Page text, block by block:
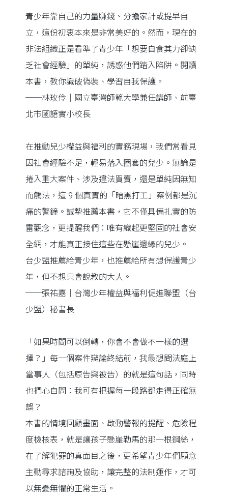
青少年靠自己的力量賺錢、分擔家計或提早自
立，這份初衷本來是非常美好的。然而，現在的
非法組織正是看準了青少年「想要自食其力卻缺
乏社會經驗」的單純，誘惑他們踏入陷阱。閱讀
本書，教你識破偽裝、學習自我保護。
──林玫伶｜國立臺灣師範大學兼任講師、前臺
北市國語實小校長
在推動兒少權益與福利的實務現場，我們常看見
因社會經驗不足，輕易落入圈套的兒少。無論是
捲入重大案件、涉及違法買賣，還是單純因無知
而觸法，這 9 個真實的「暗黑打工」案例都是沉
痛的警鐘。誠摯推薦本書，它不僅具備扎實的防
雷觀念，更提醒我們：唯有織起更堅固的社會安
全網，才能真正接住這些在懸崖邊緣的兒少。
台少盟推薦給青少年，也推薦給所有想保護青少
年，但不想只會說教的大人。
──張祐嘉｜台灣少年權益與福利促進聯盟（台
少盟）秘書長
「如果時間可以倒轉，你會不會做不一樣的選
擇？」每一個案件辯論終結前，我最想問法庭上
當事人（包括原告與被告）的就是這句話，同時
也捫心自問：我可有把握每一段路都走得正確無
誤？
本書的情境回顧畫面、啟動警報的提醒、危險程
度檢核表，就是讓孩子懸崖勒馬的那一根鋼絲，
在了解犯罪的真面目之後，更希望青少年們願意
主動尋求諮詢及協助，讓完整的法制運作，才可
以無憂無懼的正常生活。